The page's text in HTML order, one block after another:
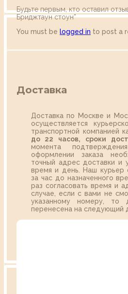
Будьте первым, кто оставил
Бриджтаун стоун”
You must be logged in to post a
Доставка
Доставка по Москве и
осуществляется
транспортной компанией
до 22 часов,
сроки
момента
оформлении заказа
точный адрес доставки и
время и день. Наш курьер
за час до назначенного
раз согласовать время и
случае, если с вами не
указанному номеру, то
перенесена на следующий